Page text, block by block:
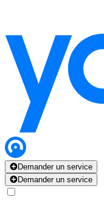
Demander un service
Demander un service